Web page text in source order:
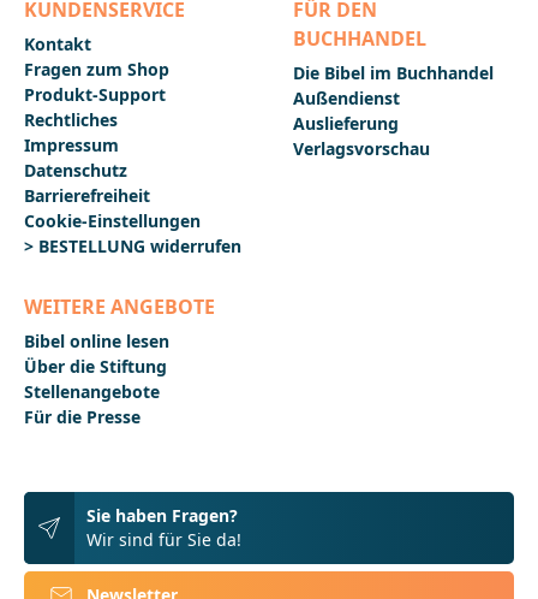
KUNDENSERVICE
Kontakt
Fragen zum Shop
Produkt-Support
Rechtliches
Impressum
Datenschutz
Barrierefreiheit
Cookie-Einstellungen
> BESTELLUNG widerrufen
FÜR DEN
BUCHHANDEL
Die Bibel im Buchhandel
Außendienst
Auslieferung
Verlagsvorschau
WEITERE ANGEBOTE
Bibel online lesen
Über die Stiftung
Stellenangebote
Für die Presse
Sie haben Fragen?
Wir sind für Sie da!